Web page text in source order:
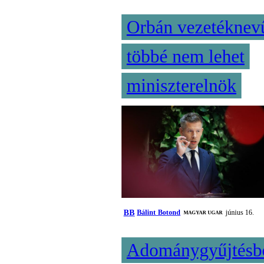
Orbán
többé nem lehet
miniszterelnök
BB Bálint Botond MAGYAR UGAR június 16.